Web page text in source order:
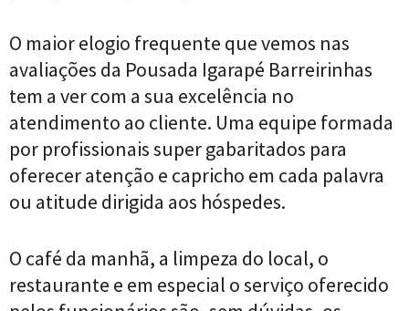
O maior elogio frequente que vemos nas
avaliações da Pousada Igarapé Barreirinhas
tem a ver com a sua excelência no
atendimento ao cliente. Uma equipe formada
por profissionais super gabaritados para
oferecer atenção e capricho em cada palavra
ou atitude dirigida aos hóspedes.
O café da manhã, a limpeza do local, o
restaurante e em especial o serviço oferecido